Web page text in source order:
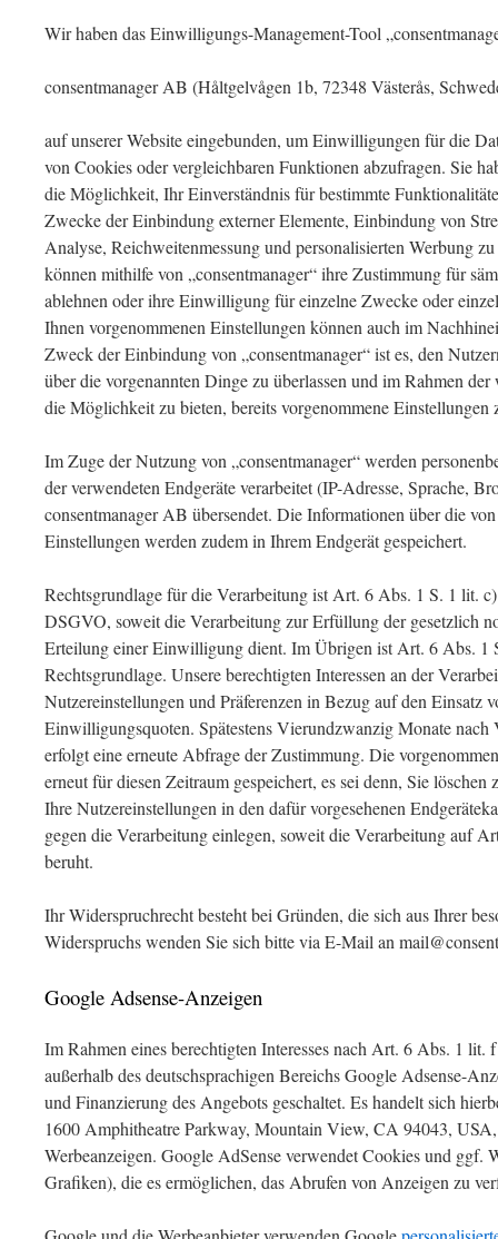
Wir haben das Einwilligungs-Management-Tool
consentmanager AB (Håltgelvågen 1b, 72348 Västerås,
auf unserer Website eingebunden, um Einwilligungen für die
von Cookies oder vergleichbaren Funktionen abzufragen. Sie
die Möglichkeit, Ihr Einverständnis für bestimmte
Zwecke der Einbindung externer Elemente, Einbindung von
Analyse, Reichweitenmessung und personalisierten Werbung
können mithilfe von „consentmanager“ ihre Zustimmung für
ablehnen oder ihre Einwilligung für einzelne Zwecke oder
Ihnen vorgenommenen Einstellungen können auch im
Zweck der Einbindung von „consentmanager“ ist es, den
über die vorgenannten Dinge zu überlassen und im Rahmen
die Möglichkeit zu bieten, bereits vorgenommene Einstellungen
Im Zuge der Nutzung von „consentmanager“ werden
der verwendeten Endgeräte verarbeitet (IP-Adresse, Sprache,
consentmanager AB übersendet. Die Informationen über die
Einstellungen werden zudem in Ihrem Endgerät gespeichert.
Rechtsgrundlage für die Verarbeitung ist Art. 6 Abs. 1 S. 1 lit.
DSGVO, soweit die Verarbeitung zur Erfüllung der gesetzlich
Erteilung einer Einwilligung dient. Im Übrigen ist Art. 6 Abs. 1
Rechtsgrundlage. Unsere berechtigten Interessen an der
Nutzereinstellungen und Präferenzen in Bezug auf den Einsatz
Einwilligungsquoten. Spätestens Vierundzwanzig Monate nach
erfolgt eine erneute Abfrage der Zustimmung. Die
erneut für diesen Zeitraum gespeichert, es sei denn, Sie
Ihre Nutzereinstellungen in den dafür vorgesehenen
gegen die Verarbeitung einlegen, soweit die Verarbeitung auf
beruht.
Ihr Widerspruchrecht besteht bei Gründen, die sich aus Ihrer
Widerspruchs wenden Sie sich bitte via E-Mail an
Google Adsense-Anzeigen
Im Rahmen eines berechtigten Interesses nach Art. 6 Abs. 1
außerhalb des deutschsprachigen Bereichs Google Adsense-
und Finanzierung des Angebots geschaltet. Es handelt sich
1600 Amphitheatre Parkway, Mountain View, CA 94043,
Werbeanzeigen. Google AdSense verwendet Cookies und ggf.
Grafiken), die es ermöglichen, das Abrufen von Anzeigen zu